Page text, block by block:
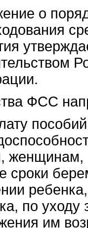
о
ФСС
женщинам,
сроки
по уходу
им